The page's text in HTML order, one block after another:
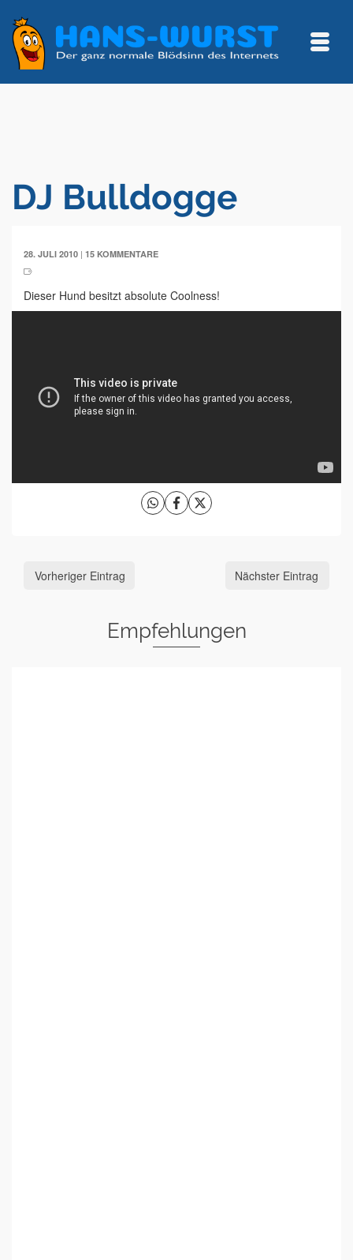
DJ Bulldogge
28. JULI 2010 | 15 KOMMENTARE
Dieser Hund besitzt absolute Coolness!
Vorheriger Eintrag Nächster Eintrag
Empfehlungen